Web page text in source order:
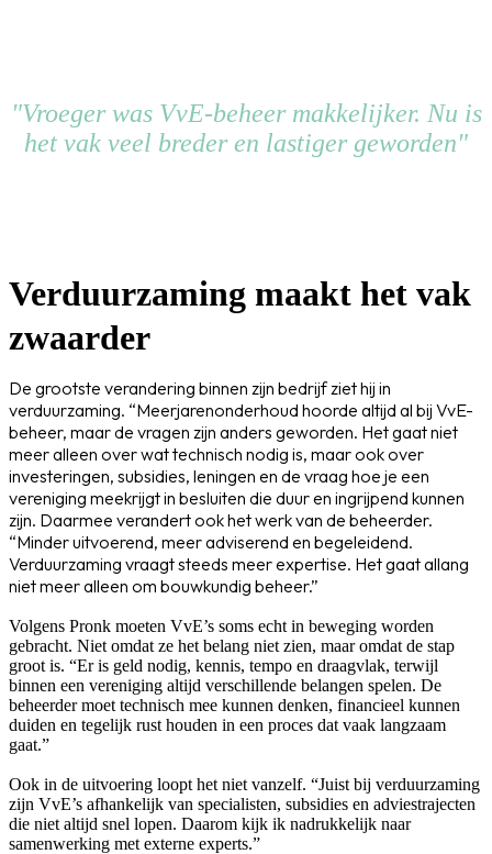
"Vroeger was VvE-beheer makkelijker. Nu is
het vak veel breder en lastiger geworden"
Verduurzaming maakt het vak
zwaarder
De grootste verandering binnen zijn bedrijf ziet hij in
verduurzaming. “Meerjarenonderhoud hoorde altijd al bij VvE-
beheer, maar de vragen zijn anders geworden. Het gaat niet
meer alleen over wat technisch nodig is, maar ook over
investeringen, subsidies, leningen en de vraag hoe je een
vereniging meekrijgt in besluiten die duur en ingrijpend kunnen
zijn. Daarmee verandert ook het werk van de beheerder.
“Minder uitvoerend, meer adviserend en begeleidend.
Verduurzaming vraagt steeds meer expertise. Het gaat allang
niet meer alleen om bouwkundig beheer.”
Volgens Pronk moeten VvE’s soms echt in beweging worden
gebracht. Niet omdat ze het belang niet zien, maar omdat de stap
groot is. “Er is geld nodig, kennis, tempo en draagvlak, terwijl
binnen een vereniging altijd verschillende belangen spelen. De
beheerder moet technisch mee kunnen denken, financieel kunnen
duiden en tegelijk rust houden in een proces dat vaak langzaam
gaat.”
Ook in de uitvoering loopt het niet vanzelf. “Juist bij verduurzaming
zijn VvE’s afhankelijk van specialisten, subsidies en adviestrajecten
die niet altijd snel lopen. Daarom kijk ik nadrukkelijk naar
samenwerking met externe experts.”